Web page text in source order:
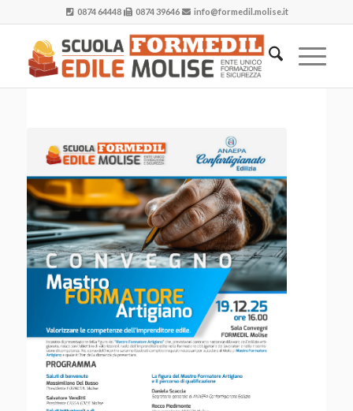
0874 64448 0874 39646 info@formedil.molise.it